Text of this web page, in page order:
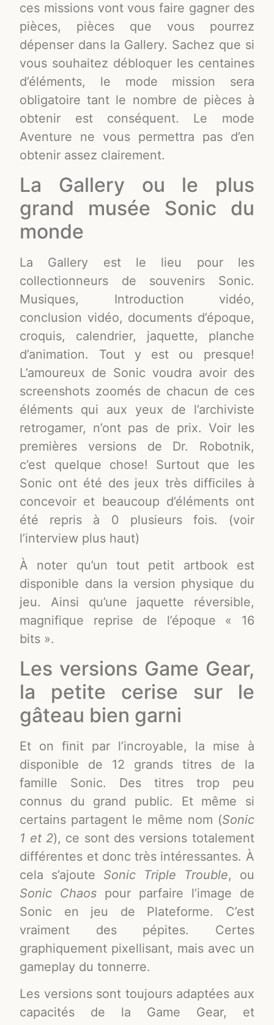
ces missions vont vous faire gagner des
pièces, pièces que vous pourrez
dépenser dans la Gallery. Sachez que si
vous souhaitez débloquer les centaines
d’éléments, le mode mission sera
obligatoire tant le nombre de pièces à
obtenir est conséquent. Le mode
Aventure ne vous permettra pas d’en
obtenir assez clairement.
La Gallery ou le plus
grand musée Sonic du
monde
La Gallery est le lieu pour les
collectionneurs de souvenirs Sonic.
Musiques, Introduction vidéo,
conclusion vidéo, documents d’époque,
croquis, calendrier, jaquette, planche
d’animation. Tout y est ou presque!
L’amoureux de Sonic voudra avoir des
screenshots zoomés de chacun de ces
éléments qui aux yeux de l’archiviste
retrogamer, n’ont pas de prix. Voir les
premières versions de Dr. Robotnik,
c’est quelque chose! Surtout que les
Sonic ont été des jeux très difficiles à
concevoir et beaucoup d’éléments ont
été repris à 0 plusieurs fois. (voir
l’interview plus haut)
À noter qu’un tout petit artbook est
disponible dans la version physique du
jeu. Ainsi qu’une jaquette réversible,
magnifique reprise de l’époque « 16
bits ».
Les versions Game Gear,
la petite cerise sur le
gâteau bien garni
Et on finit par l’incroyable, la mise à
disponible de 12 grands titres de la
famille Sonic. Des titres trop peu
connus du grand public. Et même si
certains partagent le même nom (Sonic
1 et 2), ce sont des versions totalement
différentes et donc très intéressantes. À
cela s’ajoute Sonic Triple Trouble, ou
Sonic Chaos pour parfaire l’image de
Sonic en jeu de Plateforme. C’est
vraiment des pépites. Certes
graphiquement pixellisant, mais avec un
gameplay du tonnerre.
Les versions sont toujours adaptées aux
capacités de la Game Gear, et